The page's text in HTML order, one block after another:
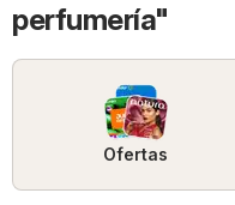
perfumería"
Ofertas